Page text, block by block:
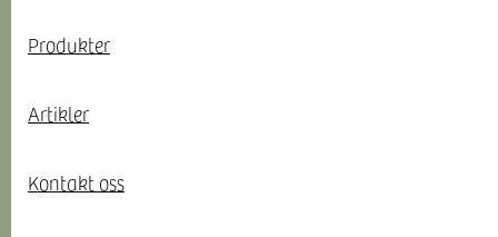
Snarveier
Produkter
Artikler
Kontakt oss